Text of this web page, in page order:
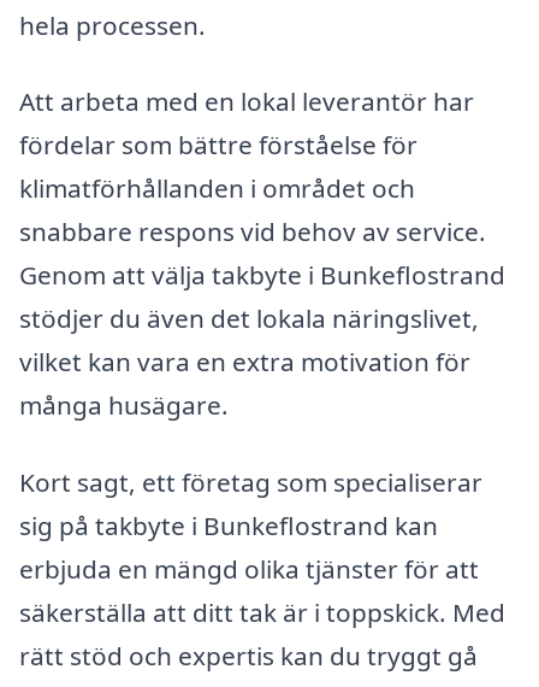
hela processen.
Att arbeta med en lokal leverantör har
fördelar som bättre förståelse för
klimatförhållanden i området och
snabbare respons vid behov av service.
Genom att välja takbyte i Bunkeflostrand
stödjer du även det lokala näringslivet,
vilket kan vara en extra motivation för
många husägare.
Kort sagt, ett företag som specialiserar
sig på takbyte i Bunkeflostrand kan
erbjuda en mängd olika tjänster för att
säkerställa att ditt tak är i toppskick. Med
rätt stöd och expertis kan du tryggt gå